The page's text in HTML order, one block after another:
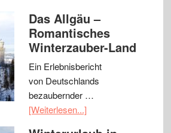
Das Allgäu –
Romantisches
Winterzauber-Land
Ein Erlebnisbericht
von Deutschlands
bezaubernder …
[Weiterlesen...]